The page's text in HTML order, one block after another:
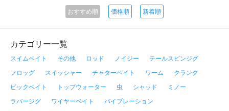
おすすめ順 価格順 新着順
カテゴリー一覧
スイムベイト その他 ロッド ノイジー
テールスピンジグ
フロッグ
スイッシャー チャターベイト ワーム
クランク
ビックベイト
トップウォーター 虫 シャッド
ミノー
ラバージグ
ワイヤーベイト バイブレーション